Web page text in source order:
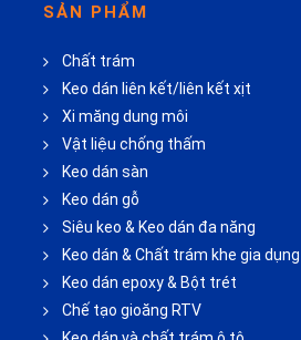
SẢN PHẨM
Chất trám
Keo dán liên kết/liên kết xịt
Xi măng dung môi
Vật liệu chống thấm
Keo dán sàn
Keo dán gỗ
Siêu keo & Keo dán đa năng
Keo dán & Chất trám khe gia dụng
Keo dán epoxy & Bột trét
Chế tạo gioăng RTV